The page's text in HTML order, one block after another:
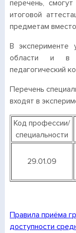
перечень,
итоговой
предметам
В эксперименте
области и в
педагогический
Перечень
входят в
Код профессии/
специальности
29.01.09
Правила приёма
доступности